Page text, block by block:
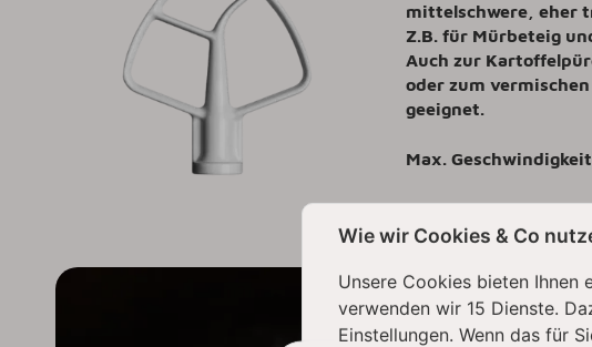
mittelschwere, eher
Z.B. für Mürbeteig
Auch zur
oder zum
geeignet.
Max.
Wie wir Cookies & Co
Unsere Cookies bieten Ihnen
verwenden wir 15 Dienste.
Einstellungen. Wenn das für